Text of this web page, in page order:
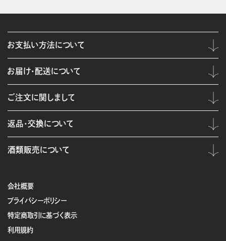
会社概要
プライバシーポリシー
特定商取引に基づく表示
利用規約
お支払い方法について
お届け・配送について
ご注文に関しまして
返品・交換について
酒類販売について